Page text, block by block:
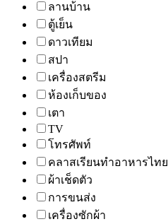
ลานบ้าน
ตู้เย็น
ดาวเทียม
สปา
เครื่องสตรีม
ห้องเก็บของ
เตา
TV
โทรศัพท์
คลาสเรียนทำอาหารไทย
ผ้าเช็ดตัว
การขนส่ง
เครื่องซักผ้า